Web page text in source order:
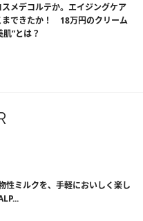
メデコルテか。エイジングケア
まできたか！ 18万円のクリーム
”とは？
性ミルクを、手軽においしく楽し